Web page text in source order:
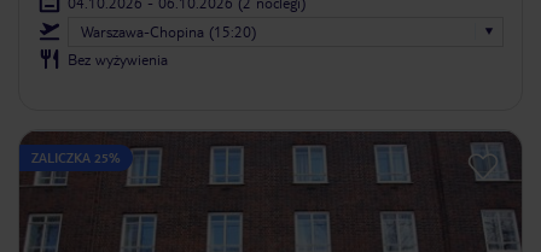
Warszawa-Chopina (15:20)
Bez wyżywienia
ZALICZKA 25%